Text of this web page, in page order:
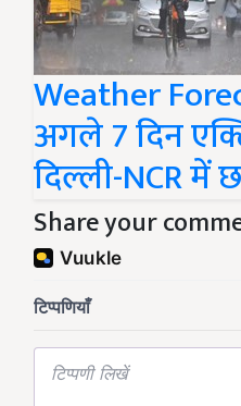
Weather
अगले 7 दिन
दिल्ली-NCR में
Share your